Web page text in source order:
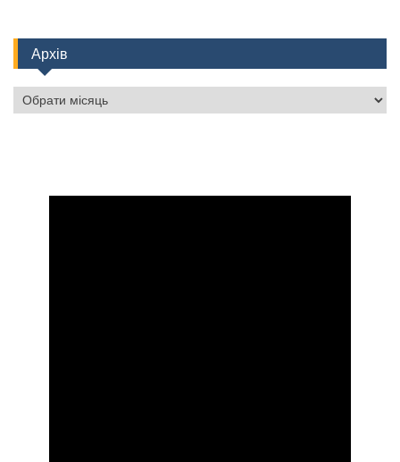
Архів